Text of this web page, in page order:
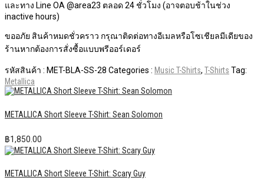
และทาง Line OA @area23 ตลอด 24 ชั่วโมง (อาจตอบช้าในช่วง
inactive hours)
ขออภัย สินค้าหมดชั่วคราว กรุณาติดต่อทางอีเมลหรือโซเชียลมีเดียของ
ร้านหากต้องการสั่งซื้อแบบพรีออร์เดอร์
รหัสสินค้า : MET-BLA-SS-28 Categories : Music T-Shirts, T-Shirts Tag:
Metallica
METALLICA Short Sleeve T-Shirt: Sean Solomon
฿1,850.00
METALLICA Short Sleeve T-Shirt: Scary Guy